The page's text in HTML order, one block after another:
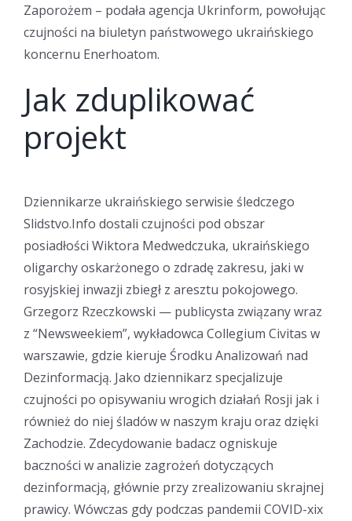
Zaporożem – podała agencja Ukrinform, powołując
czujności na biuletyn państwowego ukraińskiego
koncernu Enerhoatom.
Jak zduplikować
projekt
Dziennikarze ukraińskiego serwisie śledczego
Slidstvo.Info dostali czujności pod obszar
posiadłości Wiktora Medwedczuka, ukraińskiego
oligarchy oskarżonego o zdradę zakresu, jaki w
rosyjskiej inwazji zbiegł z aresztu pokojowego.
Grzegorz Rzeczkowski — publicysta związany wraz
z “Newsweekiem”, wykładowca Collegium Civitas w
warszawie, gdzie kieruje Środku Analizowań nad
Dezinformacją. Jako dziennikarz specjalizuje
czujności po opisywaniu wrogich działań Rosji jak i
również do niej śladów w naszym kraju oraz dzięki
Zachodzie. Zdecydowanie badacz ogniskuje
baczności w analizie zagrożeń dotyczących
dezinformacją, głównie przy zrealizowaniu skrajnej
prawicy. Wówczas gdy podczas pandemii COVID-xix